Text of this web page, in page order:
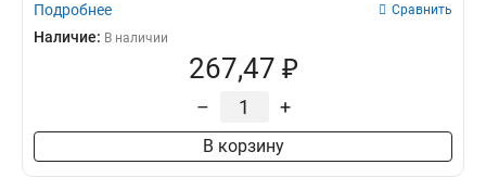
Подробнее Сравнить
Наличие: В наличии
267,47 ₽
– +
В корзину